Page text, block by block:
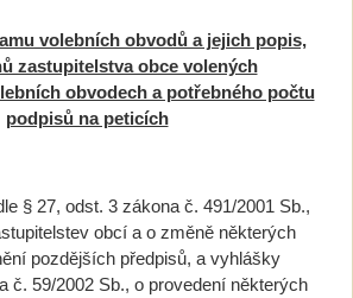
volebních obvodů a jejich popis,
zastupitelstva obce volených
obvodech a potřebného počtu
podpisů na peticích
§ 27, odst. 3 zákona č. 491/2001 Sb.,
obcí a o změně některých
pozdějších předpisů, a vyhlášky
č. 59/2002 Sb., o provedení některých